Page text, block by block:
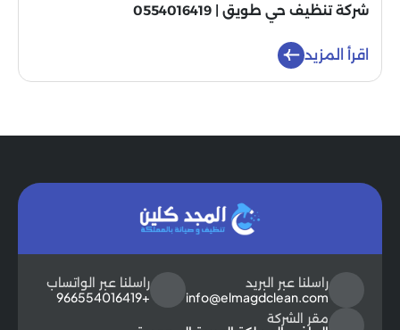
شركة تنظيف حي طويق | 0554016419
اقرأ المزيد
راسلنا عبر البريد
info@elmagdclean.com
راسلنا عبر الواتساب
+966554016419
مقر الشركة